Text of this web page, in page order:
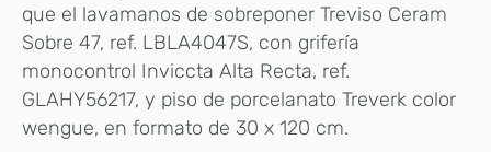
que el lavamanos de sobreponer Treviso Ceram
Sobre 47, ref. LBLA4047S, con grifería
monocontrol Inviccta Alta Recta, ref.
GLAHY56217, y piso de porcelanato Treverk color
wengue, en formato de 30 x 120 cm.